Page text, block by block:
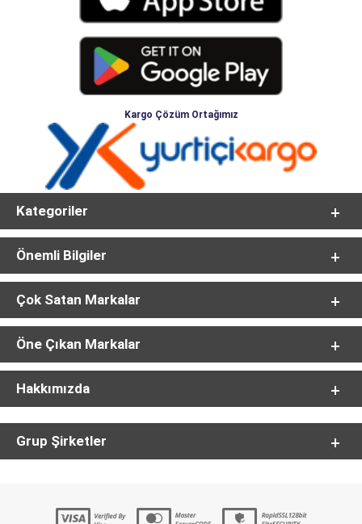
Kargo Çözüm Ortağımız
Kategoriler
Önemli Bilgiler
Çok Satan Markalar
Öne Çıkan Markalar
Hakkımızda
Grup Şirketler